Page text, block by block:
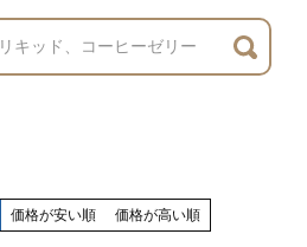
価格が安い順 価格が高い順